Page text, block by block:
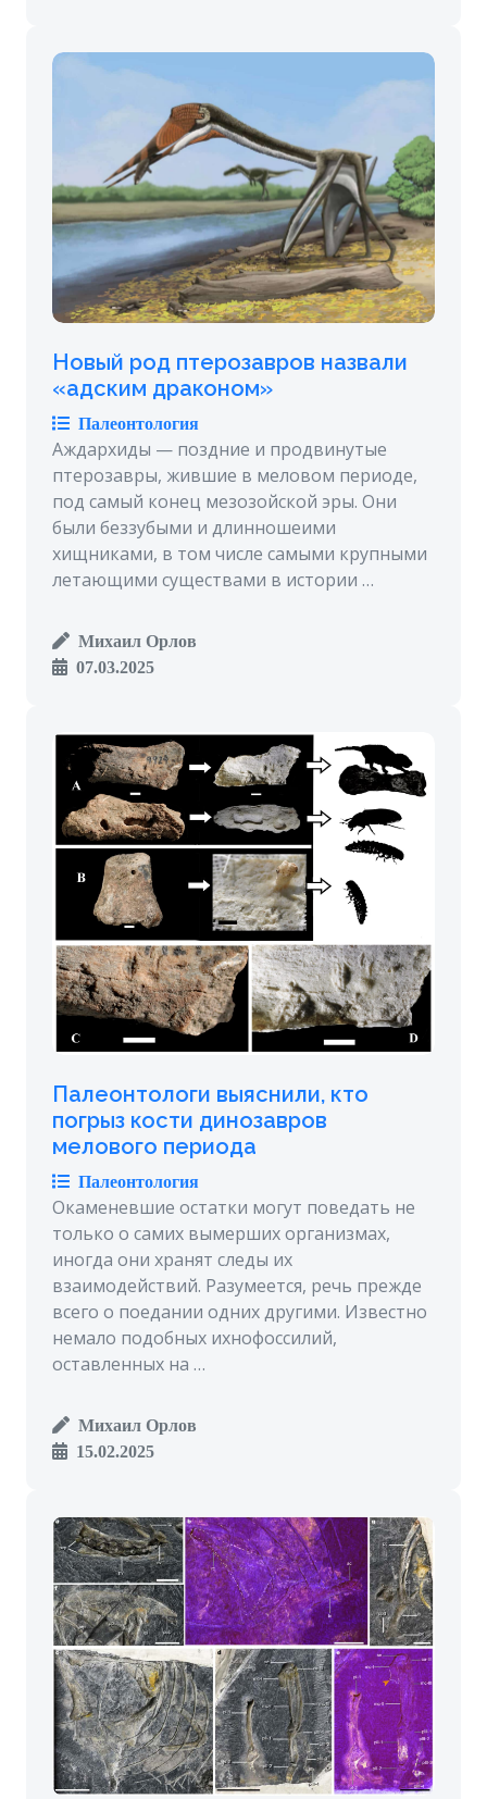
Новый род птерозавров назвали
«адским драконом»
Палеонтология
Аждархиды — поздние и продвинутые
птерозавры, жившие в меловом периоде,
под самый конец мезозойской эры. Они
были беззубыми и длинношеими
хищниками, в том числе самыми крупными
летающими существами в истории …
Михаил Орлов
07.03.2025
Палеонтологи выяснили, кто
погрыз кости динозавров
мелового периода
Палеонтология
Окаменевшие остатки могут поведать не
только о самих вымерших организмах,
иногда они хранят следы их
взаимодействий. Разумеется, речь прежде
всего о поедании одних другими. Известно
немало подобных ихнофоссилий,
оставленных на …
Михаил Орлов
15.02.2025